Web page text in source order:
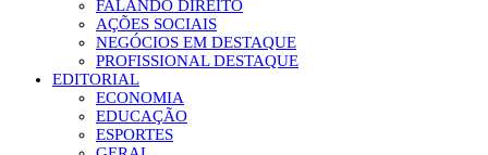
FALANDO DIREITO
AÇÕES SOCIAIS
NEGÓCIOS EM DESTAQUE
PROFISSIONAL DESTAQUE
EDITORIAL
ECONOMIA
EDUCAÇÃO
ESPORTES